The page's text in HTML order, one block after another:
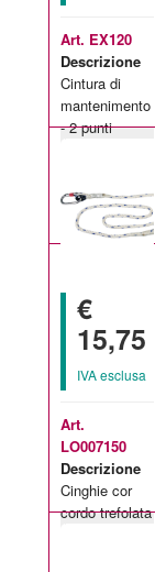
Art. EX120
Descrizione
Cintura di
mantenimento
- 2 punti
Taglie
unica
€
15,75
IVA esclusa
Art.
LO007150
Descrizione
Cinghie cor
cordo trefolata